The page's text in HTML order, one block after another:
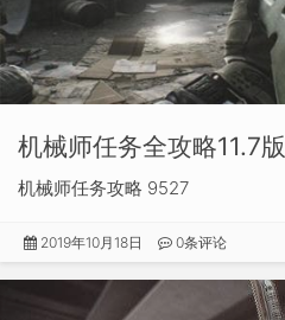
机械师任务全攻略11.7版
机械师任务攻略 9527
2019年10月18日 0条评论